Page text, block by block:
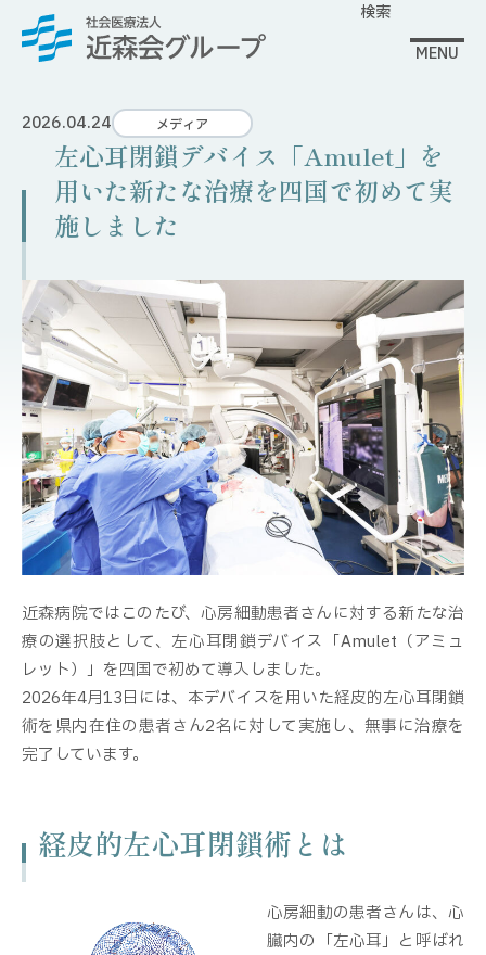
MENU
検索
2026.04.24 メディア
左心耳閉鎖デバイス「Amulet」を
用いた新たな治療を四国で初めて実
施しました
近森病院ではこのたび、心房細動患者さんに対する新たな治
療の選択肢として、左心耳閉鎖デバイス「Amulet（アミュ
レット）」を四国で初めて導入しました。
2026年4月13日には、本デバイスを用いた経皮的左心耳閉鎖
術を県内在住の患者さん2名に対して実施し、無事に治療を
完了しています。
経皮的左心耳閉鎖術とは
心房細動の患者さんは、心
臓内の「左心耳」と呼ばれ